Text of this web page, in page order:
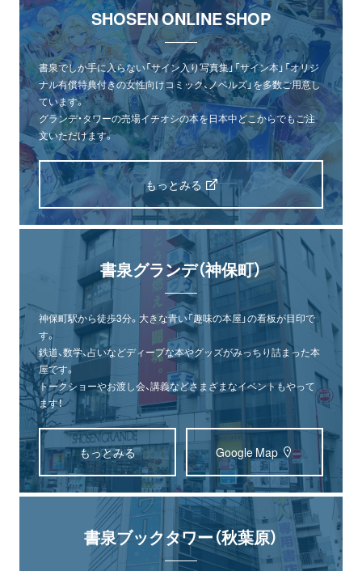
SHOSEN ONLINE SHOP
書泉でしか手に入らない「サイン入り写真集」「サイン本」「オリジ
ナル有償特典付きの女性向けコミック、ノベルズ」を多数ご用意し
ています。
グランデ・タワーの売場イチオシの本を日本中どこからでもご注
文いただけます。
もっとみる
書泉グランデ（神保町）
神保町駅から徒歩3分。大きな青い「趣味の本屋」の看板が目印で
す。
鉄道、数学、占いなどディープな本やグッズがみっちり詰まった本
屋です。
トークショーやお渡し会、講義などさまざまなイベントもやって
ます！
もっとみる Google Map
書泉ブックタワー（秋葉原）